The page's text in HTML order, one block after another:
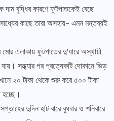
দাম বৃদ্ধির কারণে ফুটপাতকেই বেছে
কাছে তারা অসহায়- এমন মন্তব্যই
মোর এলাকায় ফুটপাতের দু’ধারে অস্থায়ী
সন্ধ্যার পর প্রত্যেকটি দোকানে ভিড়
২০ টাকা থেকে শুরু করে ৫০০ টাকা
হচ্ছে।
দুদিন হাট বারে বুধবার ও শনিবারে